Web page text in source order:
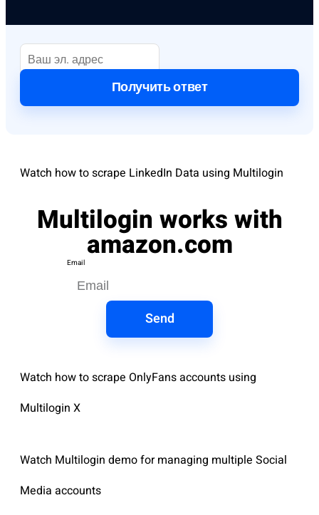
Получить ответ
Watch how to scrape LinkedIn Data using Multilogin
Multilogin works with
amazon.com
Email
Send
Watch how to scrape OnlyFans accounts using
Multilogin X
Watch Multilogin demo for managing multiple Social
Media accounts